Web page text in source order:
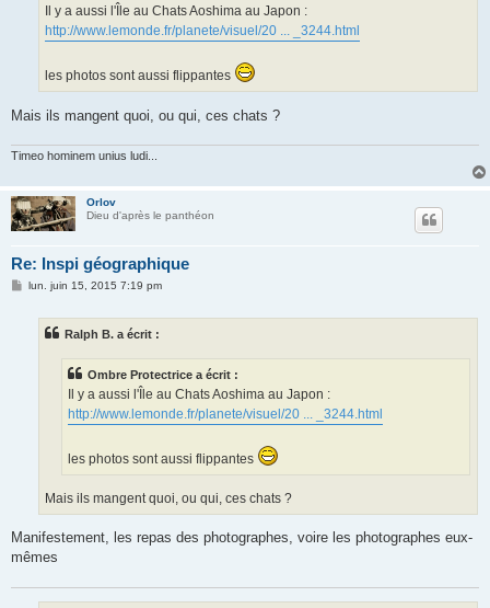
Il y a aussi l'Île au Chats Aoshima au Japon :
http://www.lemonde.fr/planete/visuel/20 ... _3244.html
les photos sont aussi flippantes
Mais ils mangent quoi, ou qui, ces chats ?
Timeo hominem unius ludi...
Orlov
Dieu d'après le panthéon
Re: Inspi géographique
Mlun. juin 15, 2015 7:19 pm
Ralph B. a écrit :
Ombre Protectrice a écrit :
Il y a aussi l'Île au Chats Aoshima au Japon :
http://www.lemonde.fr/planete/visuel/20 ... _3244.html
les photos sont aussi flippantes
Mais ils mangent quoi, ou qui, ces chats ?
Manifestement, les repas des photographes, voire les photographes eux-
mêmes